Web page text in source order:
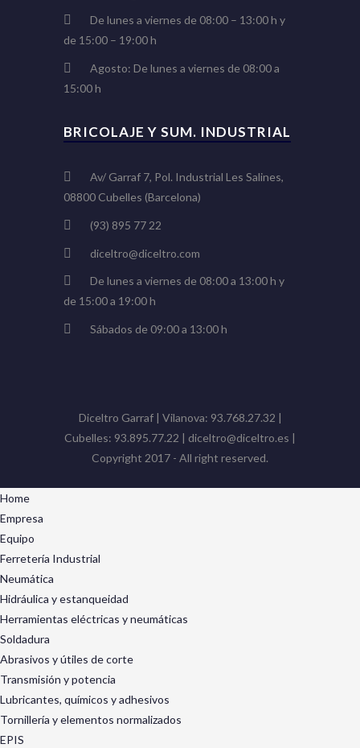
De lunes a viernes de 08:00 – 13:00 h y
de 15:00 – 19:00 h
Agosto: De lunes a viernes de 08:00 a
15:00 h
BRICOLAJE Y SUM. INDUSTRIAL
Av/ Garraf 7, Pol. Industrial Les Salines,
08800 Cubelles (Barcelona)
(93) 895 77 22
diceltro@diceltro.com
De lunes a viernes de 08:00 a 13:00 h y
de 15:00 a 19:00 h
Sábados de 09:00 a 13:00 h
Diceltro Garraf | Vilanova: 93.768.27.32 |
Cubelles: 93.895.77.22 | diceltro@diceltro.es |
Copyright 2017 - All right reserved.
Home
Empresa
Equipo
Ferretería Industrial
Neumática
Hidráulica y estanqueidad
Herramientas eléctricas y neumáticas
Soldadura
Abrasivos y útiles de corte
Transmisión y potencia
Lubricantes, químicos y adhesivos
Tornillería y elementos normalizados
EPIS